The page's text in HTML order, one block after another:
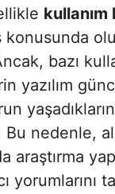
kullanım
konusunda
bazı
yazılım
nedenle,
araştırma
yorumlarını